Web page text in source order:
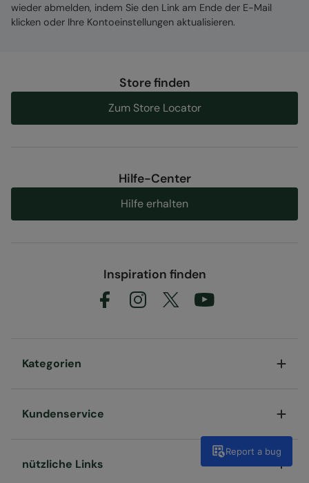
wieder abmelden, indem Sie den Link am Ende der E-Mail
klicken oder Ihre Kontoeinstellungen aktualisieren.
Store finden
Zum Store Locator
Hilfe-Center
Hilfe erhalten
Inspiration finden
Kategorien
Kundenservice
nützliche Links
Report a bug